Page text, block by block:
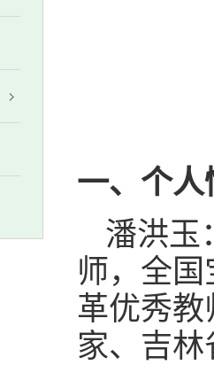
一、个人
潘洪玉
师 ，全
革优秀
家、吉